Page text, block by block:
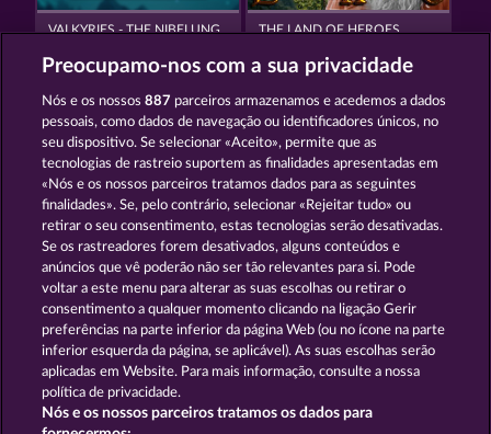
THE LAND OF HEROES
PHANTOMS MIRROR CREATURES OF THE NIGHT
Termos e Condições
Declaração de Privacidade Marca
Empresa Perguntas frequentes Glossário
Programa de parceiros afiliados Facebook
Preocupamo-nos com a sua privacidade
Nós e os nossos887 parceiros armazenamos e acedemos a dados
pessoais, como dados de navegação ou identificadores únicos, no
seu dispositivo. Se selecionar «Aceito», permite que as
tecnologias de rastreio suportem as finalidades apresentadas em
«Nós e os nossos parceiros tratamos dados para as seguintes
finalidades». Se, pelo contrário, selecionar «Rejeitar tudo» ou
retirar o seu consentimento, estas tecnologias serão desativadas.
Se os rastreadores forem desativados, alguns conteúdos e
anúncios que vê poderão não ser tão relevantes para si. Pode
voltar a este menu para alterar as suas escolhas ou retirar o
consentimento a qualquer momento clicando na ligação Gerir
preferências na parte inferior da página Web (ou no ícone na parte
inferior esquerda da página, se aplicável). As suas escolhas serão
aplicadas em Website. Para mais informação, consulte a nossa
política de privacidade.
Nós e os nossos parceiros tratamos os dados para